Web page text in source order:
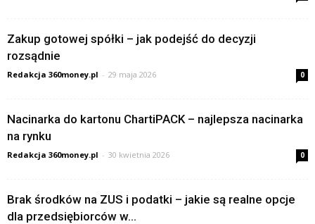
Zakup gotowej spółki – jak podejść do decyzji
rozsądnie
Redakcja 360money.pl - 29 maja 2026 0
Nacinarka do kartonu ChartiPACK – najlepsza nacinarka
na rynku
Redakcja 360money.pl - 30 kwietnia 2026 0
Brak środków na ZUS i podatki – jakie są realne opcje
dla przedsiębiorców w...